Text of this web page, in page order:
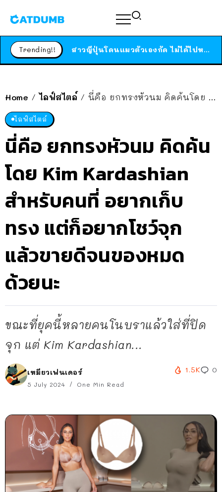
Trending!! ได้เวลาเด็กหนวดรวมตัว RF Online Next เปิดให้เล่นแล้ว เกม Sci-Fi MMORPG ระดับตำนาน เล่นได้ทั้งมือถือและ PC
Home / ไลฟ์สไตล์ / นี่คือ ยกทรงหัวนม คิดค้นโดย Kim Kardashian สำหรับคนที่ อยากเก็บทรง แต่ก็อยากโชว์จุก แล้วขายดีจนของหมดด้วยนะ
ไลฟ์สไตล์
นี่คือ ยกทรงหัวนม คิดค้น
โดย Kim Kardashian
สำหรับคนที่ อยากเก็บ
ทรง แต่ก็อยากโชว์จุก
แล้วขายดีจนของหมด
ด้วยนะ
ขณะที่ยุคนี้หลายคนโนบราแล้วใส่ที่ปิด
จุก แต่ Kim Kardashian...
เหมียวเฟนเดอร์
5 July 2024 One Min Read
1.5K 0